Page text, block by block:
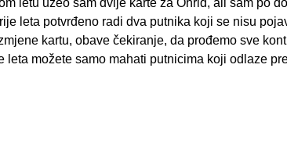
letu uzeo sam dvije karte za Ohrid, ali sam po
leta potvrđeno radi dva putnika koji se nisu
kartu, obave čekiranje, da prođemo sve
možete samo mahati putnicima koji odlaze